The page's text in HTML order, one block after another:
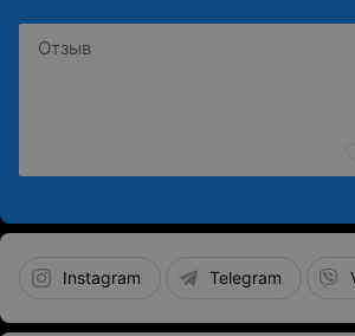
Instagram Telegram